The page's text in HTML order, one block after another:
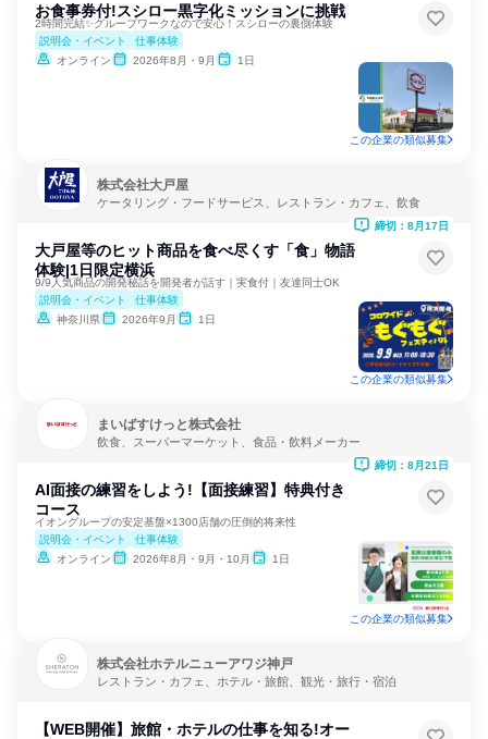
お食事券付!スシロー黒字化ミッションに挑戦
2時間完結✨グループワークなので安心！スシローの裏側体験
説明会・イベント
仕事体験
オンライン
2026年8月・9月 1日
この企業の類似募集
株式会社大戸屋
ケータリング・フードサービス、レストラン・カフェ、飲食
大戸屋等のヒット商品を食べ尽くす「食」物語
体験|1日限定横浜
9/9人気商品の開発秘話を開発者が話す｜実食付｜友達同士OK
説明会・イベント
仕事体験
神奈川県
2026年9月 1日
締切：8月17日
この企業の類似募集
まいばすけっと株式会社
飲食、スーパーマーケット、食品・飲料メーカー
AI面接の練習をしよう!【面接練習】特典付き
コース
イオングループの安定基盤×1300店舗の圧倒的将来性
説明会・イベント
仕事体験
オンライン
2026年8月・9月・10月 1日
締切：8月21日
この企業の類似募集
株式会社ホテルニューアワジ神戸
レストラン・カフェ、ホテル・旅館、観光・旅行・宿泊
【WEB開催】旅館・ホテルの仕事を知る!オー